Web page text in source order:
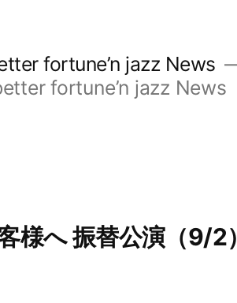
fortune’n jazz News
fortune’n jazz News
様へ 振替公演（9/2）